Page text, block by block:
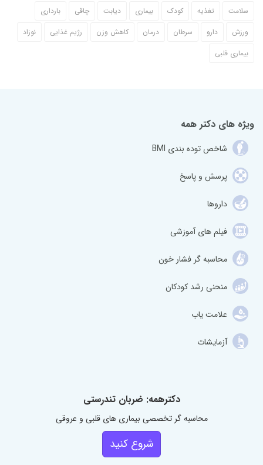
سلامت تغذیه کودک بیماری دیابت چاقی
بارداری
ورزش
دارو سرطان درمان کاهش وزن رژیم غذایی
نوزاد
بیماری قلبی
ویژه های دکتر همه
شاخص توده بندی BMI
پرسش و پاسخ
داروها
فیلم های آموزشی
محاسبه گر فشار خون
منحنی رشد کودکان
علامت یاب
آزمایشات
دکترهمه: ضربان تندرستی
محاسبه گر تخصصی بیماری های قلبی و عروقی
شروع کنید